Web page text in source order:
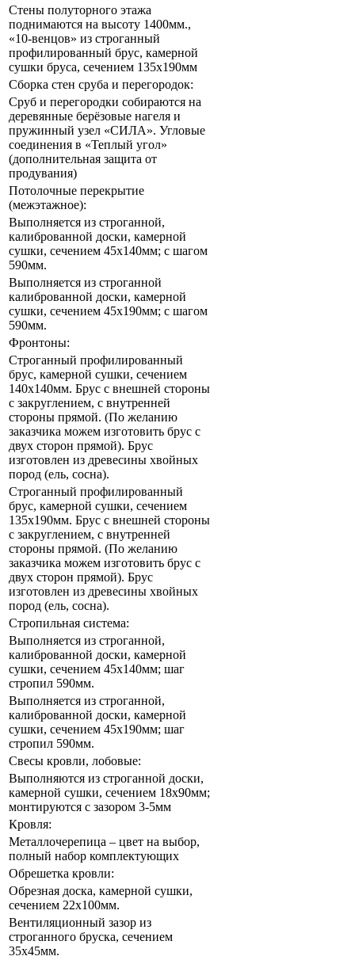
Стены полуторного этажа
поднимаются на высоту 1400мм.,
«10-венцов» из строганный
профилированный брус, камерной
сушки бруса, сечением 135х190мм
Сборка стен сруба и перегородок:
Сруб и перегородки собираются на
деревянные берёзовые нагеля и
пружинный узел «СИЛА». Угловые
соединения в «Теплый угол»
(дополнительная защита от
продувания)
Потолочные перекрытие
(межэтажное):
Выполняется из строганной,
калиброванной доски, камерной
сушки, сечением 45х140мм; с шагом
590мм.
Выполняется из строганной
калиброванной доски, камерной
сушки, сечением 45х190мм; с шагом
590мм.
Фронтоны:
Строганный профилированный
брус, камерной сушки, сечением
140х140мм. Брус с внешней стороны
с закруглением, с внутренней
стороны прямой. (По желанию
заказчика можем изготовить брус с
двух сторон прямой). Брус
изготовлен из древесины хвойных
пород (ель, сосна).
Строганный профилированный
брус, камерной сушки, сечением
135х190мм. Брус с внешней стороны
с закруглением, с внутренней
стороны прямой. (По желанию
заказчика можем изготовить брус с
двух сторон прямой). Брус
изготовлен из древесины хвойных
пород (ель, сосна).
Стропильная система:
Выполняется из строганной,
калиброванной доски, камерной
сушки, сечением 45х140мм; шаг
стропил 590мм.
Выполняется из строганной,
калиброванной доски, камерной
сушки, сечением 45х190мм; шаг
стропил 590мм.
Свесы кровли, лобовые:
Выполняются из строганной доски,
камерной сушки, сечением 18х90мм;
монтируются с зазором 3-5мм
Кровля:
Металлочерепица – цвет на выбор,
полный набор комплектующих
Обрешетка кровли:
Обрезная доска, камерной сушки,
сечением 22х100мм.
Вентиляционный зазор из
строганного бруска, сечением
35х45мм.